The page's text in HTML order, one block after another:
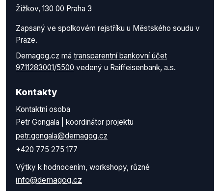
Žižkov, 130 00 Praha 3
Zapsaný ve spolkovém rejstříku u Městského soudu v
Praze.
Demagog.cz má transparentní bankovní účet
9711283001/5500 vedený u Raiffeisenbank, a.s.
Kontakty
Kontaktní osoba
Petr Gongala | koordinátor projektu
petr.gongala@demagog.cz
+420 775 275 177
Výtky k hodnocením, workshopy, různé
info@demagog.cz